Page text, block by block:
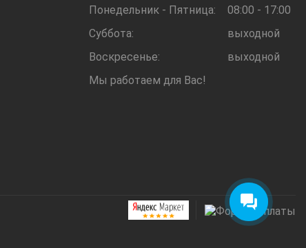
Понедельник - Пятница:
08:00 - 17:00
Суббота:
выходной
Воскресенье:
выходной
Мы работаем для Вас!